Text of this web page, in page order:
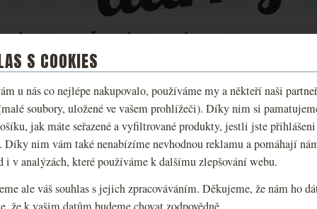
S COOKIES
u nás co nejlépe nakupovalo, používáme my a někteří naši
soubory, uložené ve vašem prohlížeči). Díky nim si
jak máte seřazené a vyfiltrované produkty, jestli jste
Díky nim vám také nenabízíme nevhodnou reklamu a pomáhají
i v analýzách, které používáme k dalšímu zlepšování webu.
ale váš souhlas s jejich zpracováváním. Děkujeme, že nám ho
TRIČKO KINGDOM
II - EMBLEM
VYBERTE VARIANTU
VELIKOST S M
MALEŠOVSKÁ
PIVA
PIVNÍ DEGUSTACE